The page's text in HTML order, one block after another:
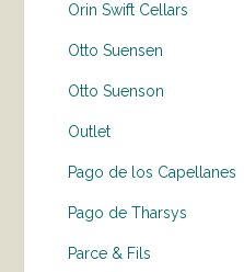
Orin Swift Cellars
Otto Suensen
Otto Suenson
Outlet
Pago de los Capellanes
Pago de Tharsys
Parce & Fils